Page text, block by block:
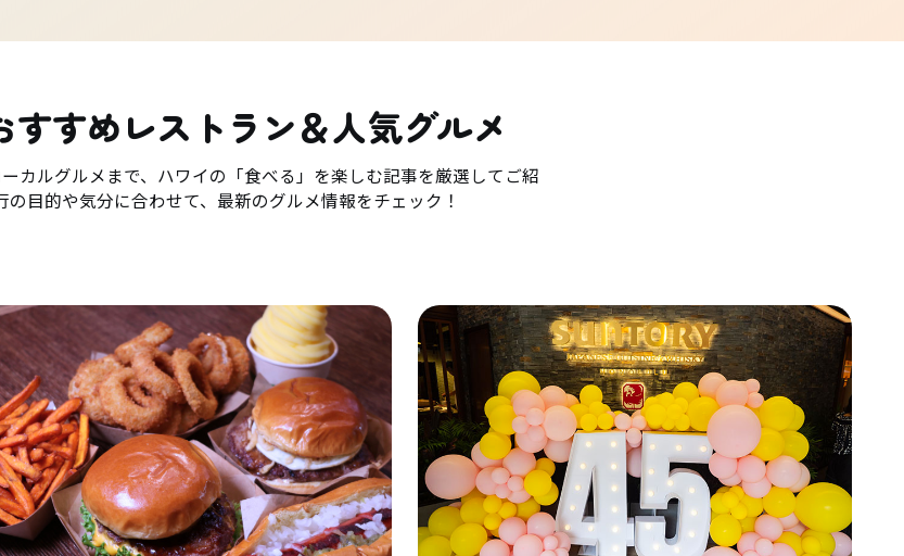
すすめレストラン＆人気グルメ
カルグルメまで、ハワイの「食べる」を楽しむ記事を厳選してご紹
の目的や気分に合わせて、最新のグルメ情報をチェック！